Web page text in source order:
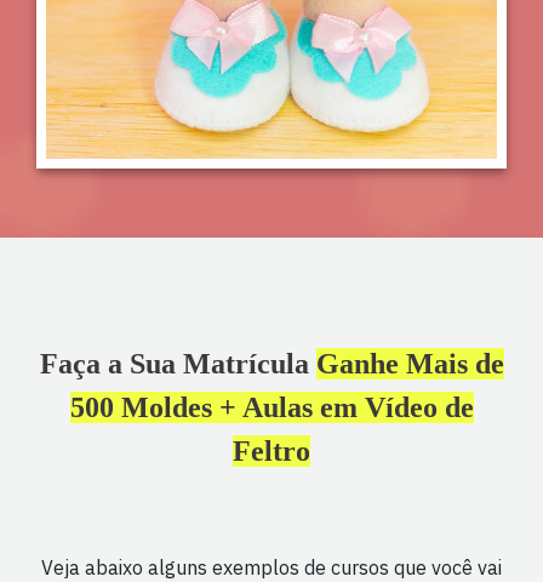
Faça a Sua Matrícula Ganhe Mais de
500 Moldes + Aulas em Vídeo de
Feltro
Veja abaixo alguns exemplos de cursos que você vai